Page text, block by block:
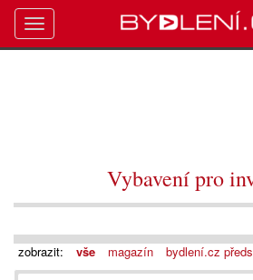
Vybavení pro
zobrazit: vše magazín bydlení.cz
Toggle
navigation